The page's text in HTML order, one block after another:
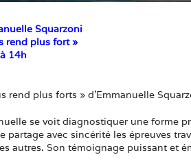
Squarzoni
rend plus fort »
14h
rend plus forts » d’Emmanuelle
se voit diagnostiquer une forme
partage avec sincérité les épreuves
autres. Son témoignage puissant et